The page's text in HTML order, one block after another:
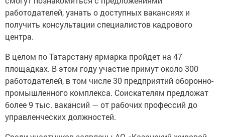
работодателей, узнать о доступных вакансиях и
получить консультации специалистов кадрового
центра.
В целом по Татарстану ярмарка пройдет на 47
площадках. В этом году участие примут около 300
работодателей, в том числе 30 предприятий оборонно-
промышленного комплекса. Соискателям предложат
более 9 тыс. вакансий — от рабочих профессий до
управленческих должностей.